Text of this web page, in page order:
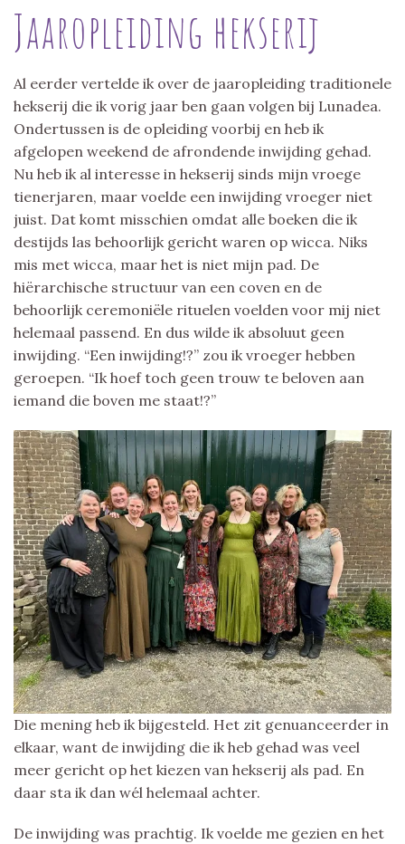
Jaaropleiding hekserij
Al eerder vertelde ik over de jaaropleiding traditionele
hekserij die ik vorig jaar ben gaan volgen bij Lunadea.
Ondertussen is de opleiding voorbij en heb ik
afgelopen weekend de afrondende inwijding gehad.
Nu heb ik al interesse in hekserij sinds mijn vroege
tienerjaren, maar voelde een inwijding vroeger niet
juist. Dat komt misschien omdat alle boeken die ik
destijds las behoorlijk gericht waren op wicca. Niks
mis met wicca, maar het is niet mijn pad. De
hiërarchische structuur van een coven en de
behoorlijk ceremoniële rituelen voelden voor mij niet
helemaal passend. En dus wilde ik absoluut geen
inwijding. “Een inwijding!?” zou ik vroeger hebben
geroepen. “Ik hoef toch geen trouw te beloven aan
iemand die boven me staat!?”
Die mening heb ik bijgesteld. Het zit genuanceerder in
elkaar, want de inwijding die ik heb gehad was veel
meer gericht op het kiezen van hekserij als pad. En
daar sta ik dan wél helemaal achter.
De inwijding was prachtig. Ik voelde me gezien en het